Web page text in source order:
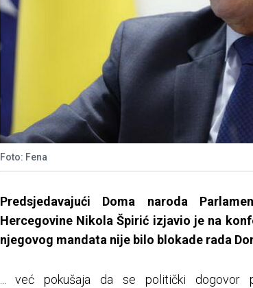
Foto: Fena
Predsjedavajući Doma naroda
Hercegovine Nikola Špirić izjavio je na
njegovog mandata nije bilo blokade rada
... već pokušaja da se politički dogovor